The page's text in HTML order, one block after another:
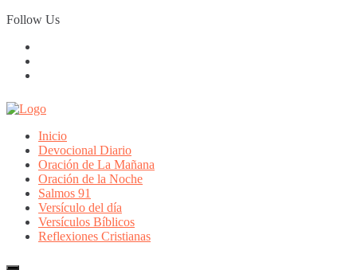
Skip
to
Follow Us
Inicio
Devocional Diario
Oración de La Mañana
Oración de la Noche
Salmos 91
Versículo del día
Versículos Bíblicos
Reflexiones Cristianas